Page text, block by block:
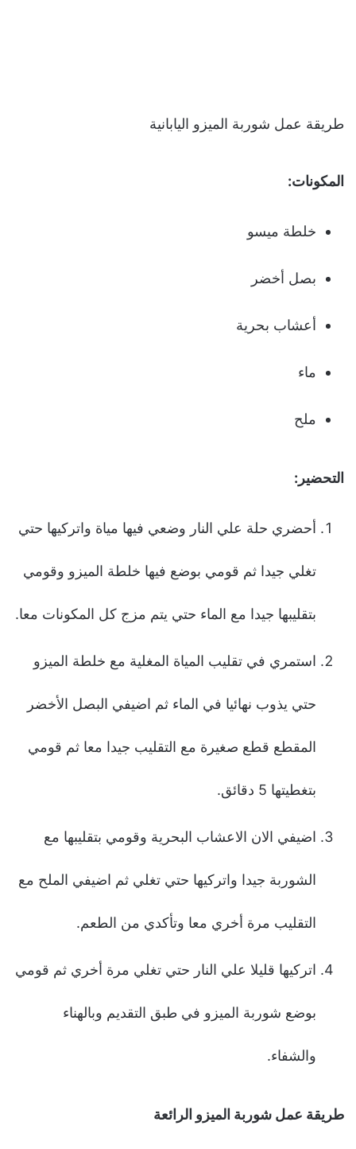
طريقة عمل شوربة الميزو اليابانية
المكونات:
خلطة ميسو
بصل أخضر
أعشاب بحرية
ماء
ملح
التحضير:
أحضري حلة علي النار وضعي فيها مياة واتركيها حتي
تغلي جيدا ثم قومي بوضع فيها خلطة الميزو وقومي
بتقليبها جيدا مع الماء حتي يتم مزج كل المكونات معا.
استمري في تقليب المياة المغلية مع خلطة الميزو
حتي يذوب نهائيا في الماء ثم اضيفي البصل الأخضر
المقطع قطع صغيرة مع التقليب جيدا معا ثم قومي
بتغطيتها 5 دقائق.
اضيفي الان الاعشاب البحرية وقومي بتقليبها مع
الشوربة جيدا واتركيها حتي تغلي ثم اضيفي الملح مع
التقليب مرة أخري معا وتأكدي من الطعم.
اتركيها قليلا علي النار حتي تغلي مرة أخري ثم قومي
بوضع شوربة الميزو في طبق التقديم وبالهناء
والشفاء.
طريقة عمل شوربة الميزو الرائعة